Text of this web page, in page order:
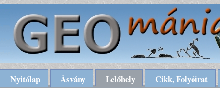
Nyitólap Ásvány Lelőhely
Cikk, Folyóirat